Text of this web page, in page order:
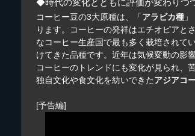
コーヒー豆の3大原種は、「アラビカ種 」
ります。コーヒーの発祥はエチオピアと
なコーヒー生産国で最も多く栽培されて
けてきた品種です。近年は気候変動の影
コーヒーのトレンドにも変化が見られ、
独自文化や食文化を紡いできたアジアコ
[予告編]